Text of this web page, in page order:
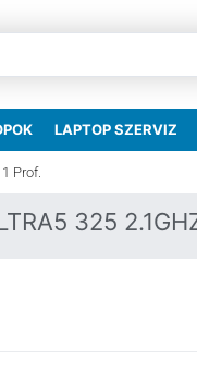
LAPTOP SZERVIZ
Prof.
325